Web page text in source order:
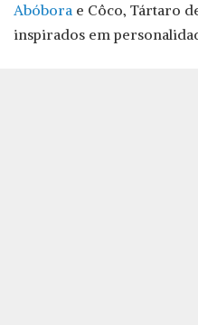
Abóbora e Côco, Tártaro
inspirados em